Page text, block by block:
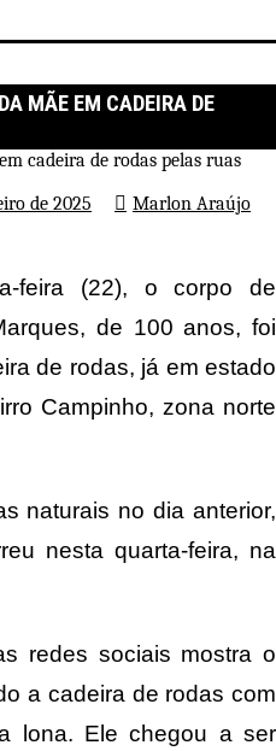
MÃE EM CADEIRA DE
de 2025
Marlon Araújo
feira (22), o corpo de
de 100 anos, foi
de rodas, já em estado
Campinho, zona norte
naturais no dia anterior,
nesta quarta-feira, na
redes sociais mostra o
a cadeira de rodas com
lona. Ele chegou a ser